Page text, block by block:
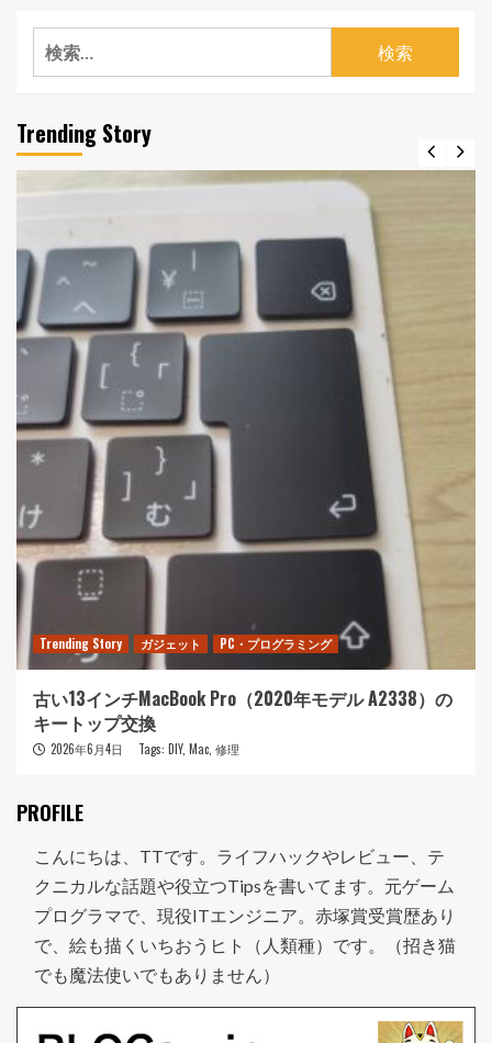
検
索:
Trending Story
Trending Story ガジェット PC・プログラミング
古い13インチMacBook Pro（2020年モデル A2338）の
キートップ交換
2026年6月4日 Tags: DIY, Mac, 修理
PROFILE
こんにちは、TTです。ライフハックやレビュー、テ
クニカルな話題や役立つTipsを書いてます。元ゲーム
プログラマで、現役ITエンジニア。赤塚賞受賞歴あり
で、絵も描くいちおうヒト（人類種）です。（招き猫
でも魔法使いでもありません）